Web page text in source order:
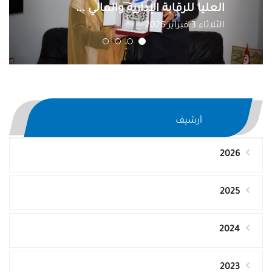
العليا للرقابة الإدارية والمالي ...
الثلاثاء 3 فبراير 2026
أرشيف
2026
2025
2024
2023